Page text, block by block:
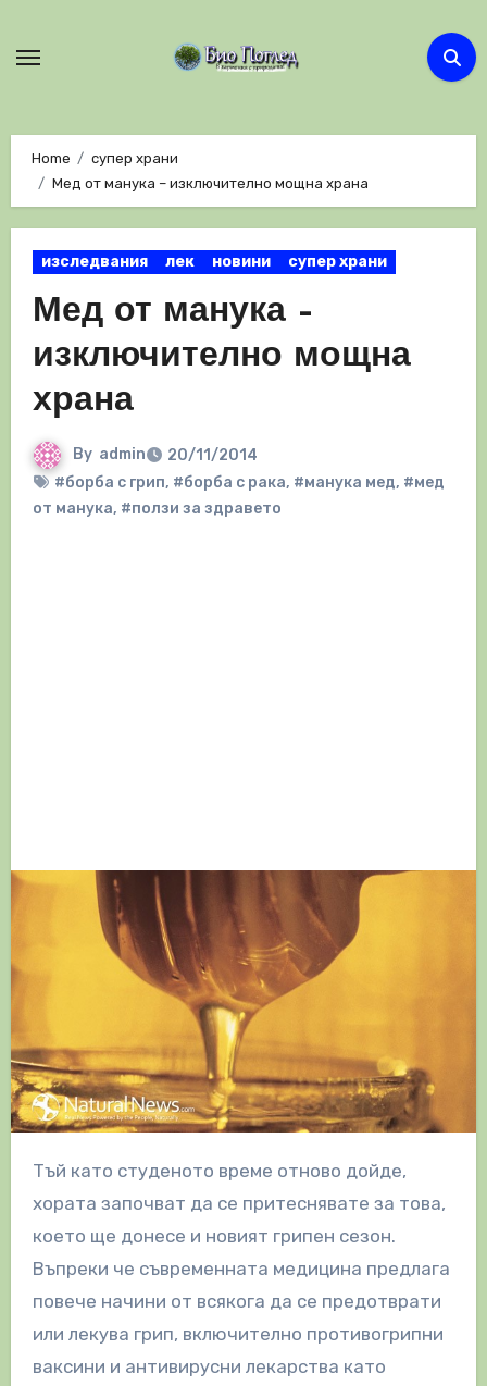
Home
супер храни
Мед от манука – изключително мощна храна
изследвания лек новини супер храни
Мед от манука –
изключително мощна
храна
By admin
20/11/2014
#борба с грип, #борба с рака, #манука мед, #мед
от манука, #ползи за здравето
Тъй като студеното време отново дойде,
хората започват да се притеснявате за това,
което ще донесе и новият грипен сезон.
Въпреки че съвременната медицина предлага
повече начини от всякога да се предотврати
или лекува грип, включително противогрипни
ваксини и антивирусни лекарства като